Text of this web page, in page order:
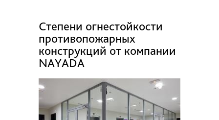
Степени огнестойкости
противопожарных
конструкций от компании
NAYADA